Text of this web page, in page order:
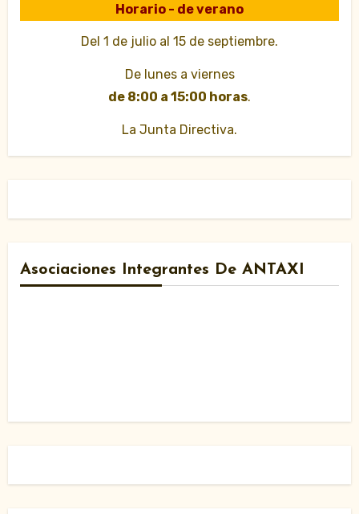
Horario - de verano
Del 1 de julio al 15 de septiembre.
De lunes a viernes
de 8:00 a 15:00 horas.
La Junta Directiva.
Asociaciones Integrantes De ANTAXI